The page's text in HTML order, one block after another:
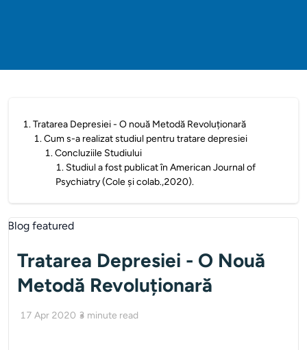
1.Tratarea Depresiei - O nouă Metodă Revoluționară
1.Cum s-a realizat studiul pentru tratare depresiei
1.Concluziile Studiului
1. Studiul a fost publicat în American Journal of
Psychiatry (Cole și colab.,2020).
Tratarea Depresiei - O Nouă
Metodă Revoluționară
17 Apr 2020 3 minute read